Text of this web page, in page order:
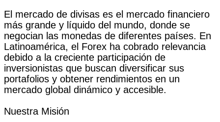
El mercado de divisas es el mercado financiero
más grande y líquido del mundo, donde se
negocian las monedas de diferentes países. En
Latinoamérica, el Forex ha cobrado relevancia
debido a la creciente participación de
inversionistas que buscan diversificar sus
portafolios y obtener rendimientos en un
mercado global dinámico y accesible.
Nuestra Misión